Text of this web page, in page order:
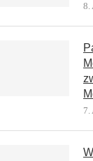
8.
7.